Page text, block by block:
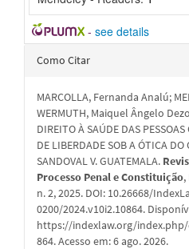
- see details
Detalhes
artigo
Como Citar
MARCOLLA, Fernanda Analú;
WERMUTH, Maiquel Ângelo
DIREITO À SAÚDE DAS
DE LIBERDADE SOB A ÓTICA
SANDOVAL V. GUATEMALA.
Processo Penal e Constituição
n. 2, 2025. DOI: 10.26668/
0200/2024.v10i2.10864.
https://indexlaw.org/
864. Acesso em: 6 ago. 2026.